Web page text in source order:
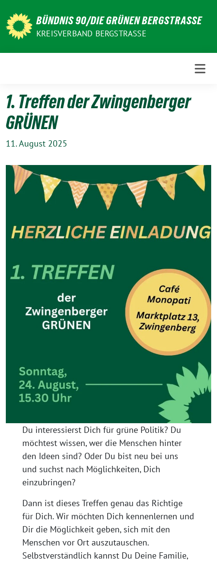
zum
Inhalt
BÜNDNIS 90/DIE GRÜNEN BERGSTRASSE
KREISVERBAND BERGSTRASSE
1. Treffen der Zwingenberger
GRÜNEN
11. August 2025
Du interessierst Dich für grüne Politik? Du
möchtest wissen, wer die Menschen hinter
den Ideen sind? Oder Du bist neu bei uns
und suchst nach Möglichkeiten, Dich
einzubringen?
Dann ist dieses Treffen genau das Richtige
für Dich. Wir möchten Dich kennenlernen und
Dir die Möglichkeit geben, sich mit den
Menschen vor Ort auszutauschen.
Selbstverständlich kannst Du Deine Familie,